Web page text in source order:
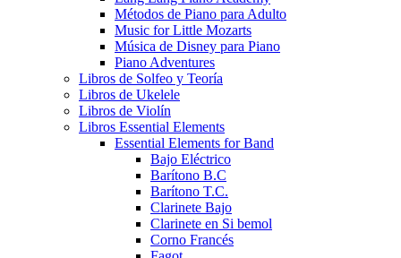
Métodos de Piano para Adulto
Music for Little Mozarts
Música de Disney para Piano
Piano Adventures
Libros de Solfeo y Teoría
Libros de Ukelele
Libros de Violín
Libros Essential Elements
Essential Elements for Band
Bajo Eléctrico
Barítono B.C
Barítono T.C.
Clarinete Bajo
Clarinete en Si bemol
Corno Francés